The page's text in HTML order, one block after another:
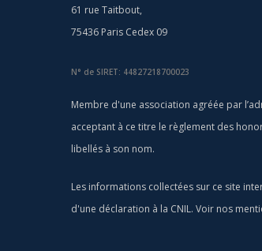
61 rue Taitbout,
75436 Paris Cedex 09
N° de SIRET: 44827218700023
Membre d'une association agréée par
acceptant à ce titre le règlement des
libellés à son nom.
Les informations collectées sur ce site
d'une déclaration à la CNIL. Voir nos